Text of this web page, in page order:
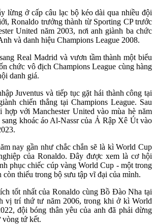
lừng ở cấp câu lạc bộ kéo dài qua nhiều đội
Ronaldo trưởng thành từ Sporting CP trước
United năm 2003, nơi anh giành ba chức
và danh hiệu Champions League 2008.
Real Madrid và vươn tầm thành một biểu
chức vô địch Champions League cùng hàng
danh giá.
Juventus và tiếp tục gặt hái thành công tại
chiến thắng tại Champions League. Sau
hợp với Manchester United vào mùa hè năm
sang khoác áo Al-Nassr của Ả Rập Xê Út vào
nay gần như chắc chắn sẽ là kì World Cup
của Ronaldo. Đây được xem là cơ hội
phục chiếc cúp vàng World Cup - một trong
còn thiếu trong bộ sưu tập vĩ đại của mình.
tốt nhất của Ronaldo cùng Bồ Đào Nha tại
vị trí thứ tư năm 2006, trong khi ở kì World
đội bóng thân yêu của anh đã phải dừng
vòng tứ kết.